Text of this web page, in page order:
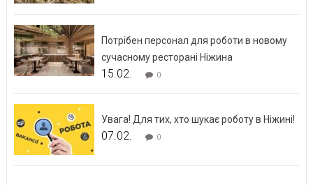
Потрібен персонал для роботи в новому
сучасному ресторані Ніжина
15.02. 0
Увага! Для тих, хто шукає роботу в Ніжині!
07.02. 0